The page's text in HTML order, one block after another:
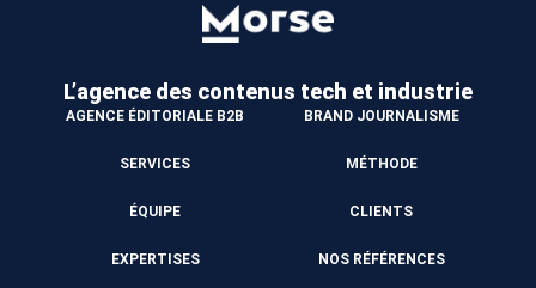
L’agence des contenus tech et industrie
AGENCE ÉDITORIALE B2B BRAND JOURNALISME
SERVICES MÉTHODE
ÉQUIPE CLIENTS
EXPERTISES NOS RÉFÉRENCES